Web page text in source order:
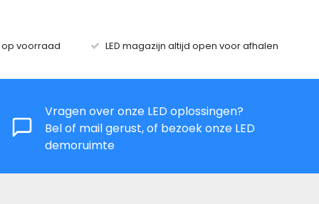
op voorraad LED magazijn altijd open voor afhalen
Vragen over onze LED oplossingen?
Bel of mail gerust, of bezoek onze LED
demoruimte